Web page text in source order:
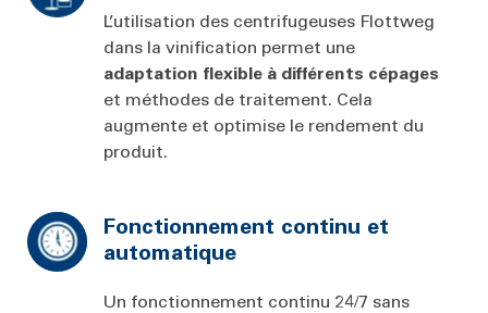
L’utilisation des centrifugeuses Flottweg
dans la vinification permet une
adaptation flexible à différents cépages
et méthodes de traitement. Cela
augmente et optimise le rendement du
produit.
Fonctionnement continu et
automatique
Un fonctionnement continu 24/7 sans